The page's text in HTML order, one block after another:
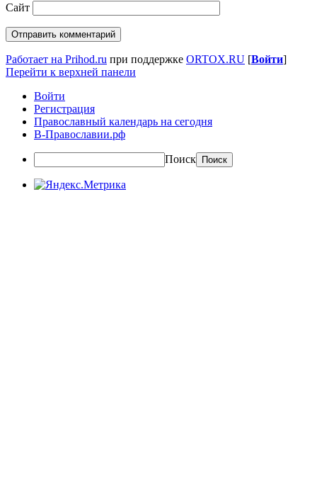
Сайт
Работает на Prihod.ru при поддержке ORTOX.RU [Войти]
Перейти к верхней панели
Войти
Регистрация
Православный календарь на сегодня
В-Православии.рф
Поиск